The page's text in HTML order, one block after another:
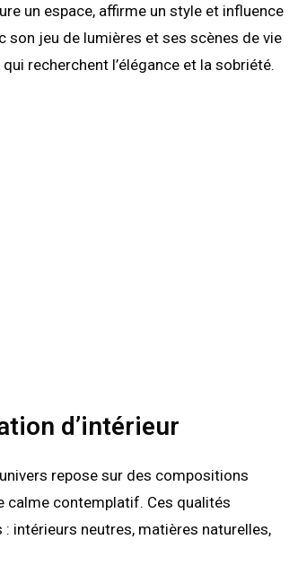
un espace, affirme un style et influence
son jeu de lumières et ses scènes de vie
recherchent l’élégance et la sobriété.
d’intérieur
repose sur des compositions
calme contemplatif. Ces qualités
intérieurs neutres, matières naturelles,